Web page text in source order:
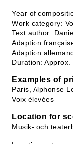
Year of
Work category:
Text author:
Adaption
Adaption
Duration: Approx.
Examples of
Paris, Alphonse
Voix élevées
Location for
Musik- och